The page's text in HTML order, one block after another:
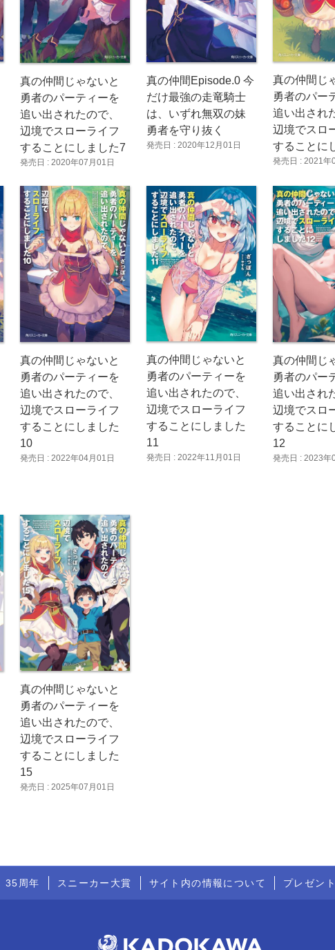
真の仲間じゃないと
勇者のパーティーを
追い出されたので、
辺境でスローライフ
することにしました7
発売日 : 2020年07月01日
真の仲間Episode.0 今
だけ最強の走竜騎士
は、いずれ無双の妹
勇者を守り抜く
発売日 : 2020年12月01日
真の仲間じ
勇者のパー
追い出され
辺境でスロ
することに
発売日 : 2021年
真の仲間じゃないと
勇者のパーティーを
追い出されたので、
辺境でスローライフ
することにしました
10
発売日 : 2022年04月01日
真の仲間じゃないと
勇者のパーティーを
追い出されたので、
辺境でスローライフ
することにしました
11
発売日 : 2022年11月01日
真の仲間じ
勇者のパー
追い出され
辺境でスロ
することに
12
発売日 : 2023年
真の仲間じゃないと
勇者のパーティーを
追い出されたので、
辺境でスローライフ
することにしました
15
発売日 : 2025年07月01日
35周年 スニーカー大賞 サイト内の情報について プレゼン